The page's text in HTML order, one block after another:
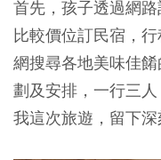
首先，孩子透過網
比較價位訂民宿，
網搜尋各地美味佳
劃及安排，一行三人
我這次旅遊，留下深